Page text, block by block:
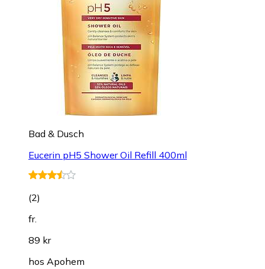
Bad & Dusch
Eucerin pH5 Shower Oil Refill 400ml
(2)
fr.
89 kr
hos Apohem